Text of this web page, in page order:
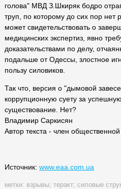
голова" МВД З.Шкиряк бодро
труп, по которому до сих пор нет
может свидетельствовать о
медицинских экспертиз, явно
доказательствами по делу,
подальше от Одессы, злостное
пользу силовиков.
Так что, версия о "дымовой
коррупционную суету за
существование. Нет?
Владимир Саркисян
Автор текста - член
Источник: www.eaa.com.ua
метки: взрывы; теракт; силовые